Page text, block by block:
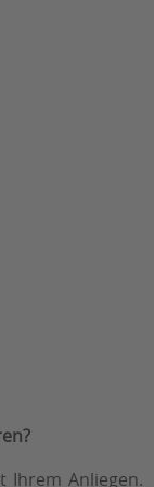
Ihrem Anliegen.